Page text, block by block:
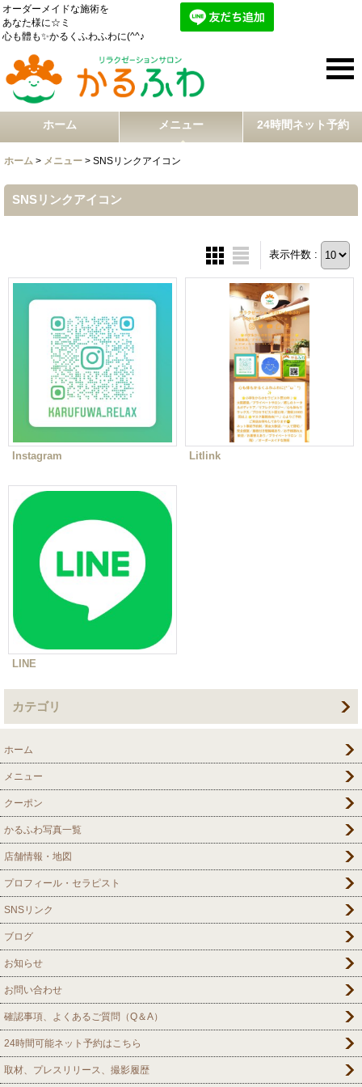
オーダーメイドな施術を
あなた様に☆ミ
心も體も✨かるくふわふわに(^^♪
ホーム メニュー 24時間ネット予約
ホーム > メニュー > SNSリンクアイコン
SNSリンクアイコン
表示件数 :
Instagram Litlink
LINE
カテゴリ
ホーム
メニュー
クーポン
かるふわ写真一覧
店舗情報・地図
プロフィール・セラピスト
SNSリンク
ブログ
お知らせ
お問い合わせ
確認事項、よくあるご質問（Q＆A）
24時間可能ネット予約はこちら
取材、プレスリリース、撮影履歴